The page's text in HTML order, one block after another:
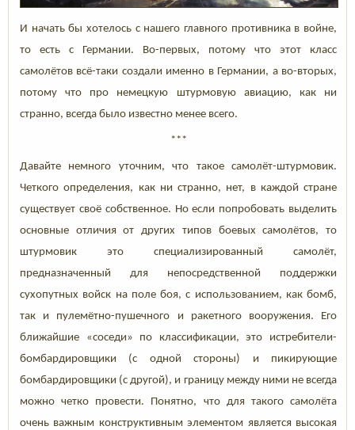
И начать бы хотелось с нашего главного противника в войне,
то есть с Германии. Во-первых, потому что этот класс
самолётов всё-таки создали именно в Германии, а во-вторых,
потому что про немецкую штурмовую авиацию, как ни
странно, всегда было известно менее всего.
***
Давайте немного уточним, что такое самолёт-штурмовик.
Четкого определения, как ни странно, нет, в каждой стране
существует своё собственное. Но если попробовать выделить
основные отличия от других типов боевых самолётов, то
штурмовик это специализированный самолёт,
предназначенный для непосредственной поддержки
сухопутных войск на поле боя, с использованием, как бомб,
так и пулемётно-пушечного и ракетного вооружения. Его
ближайшие «соседи» по классификации, это истребители-
бомбардировщики (с одной стороны) и пикирующие
бомбардировщики (с другой), и границу между ними не всегда
можно четко провести. Понятно, что для такого самолёта
очень важным конструктивным элементом является высокая